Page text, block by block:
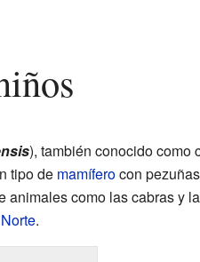
), también conocido como
tipo de mamíferocon
animales como las cabras y
.